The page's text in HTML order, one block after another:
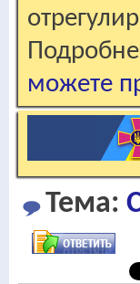
можете
Тема: